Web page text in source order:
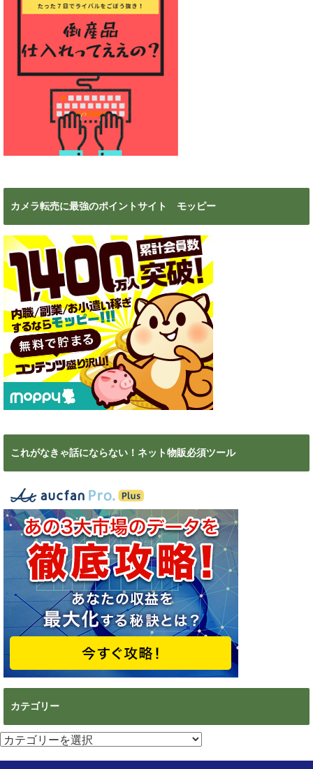
カメラ転売に最強のポイントサイト モッピー
これがなきゃ話にならない！ネット物販必須ツール
カテゴリー
カ